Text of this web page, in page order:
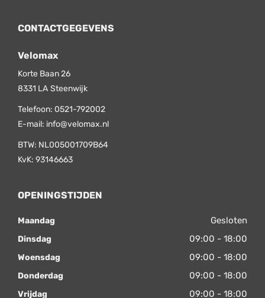
CONTACTGEGEVENS
Velomax
Korte Baan 26
8331 LA Steenwijk
Telefoon: 0521-792002
E-mail: info@velomax.nl
BTW: NL005001709B64
KvK: 93146663
OPENINGSTIJDEN
Maandag Gesloten
Dinsdag 09:00 - 18:00
Woensdag 09:00 - 18:00
Donderdag 09:00 - 18:00
Vrijdag 09:00 - 18:00